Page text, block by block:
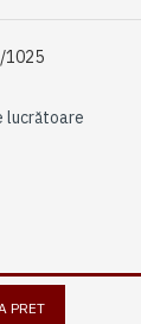
lucrătoare
PRET